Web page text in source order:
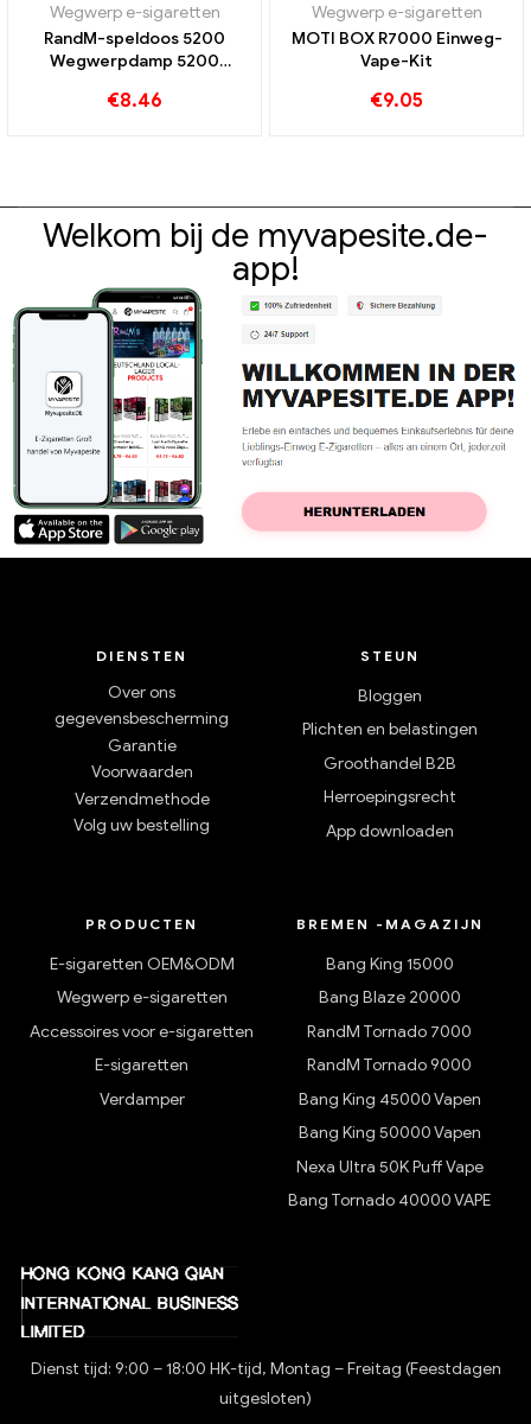
Wegwerp e-sigaretten
RandM-speldoos 5200
Wegwerpdamp 5200
€8.46
Wegwerp e-sigaretten
MOTI BOX R7000 Einweg-
Vape-Kit
€9.05
Welkom bij de myvapesite.de-
app!
DIENSTEN
Over ons
gegevensbescherming
Garantie
Voorwaarden
Verzendmethode
Volg uw bestelling
STEUN
Bloggen
Plichten en belastingen
Groothandel B2B
Herroepingsrecht
App downloaden
PRODUCTEN
E-sigaretten OEM&ODM
Wegwerp e-sigaretten
Accessoires voor e-sigaretten
E-sigaretten
Verdamper
BREMEN -MAGAZIJN
Bang King 15000
Bang Blaze 20000
RandM Tornado 7000
RandM Tornado 9000
Bang King 45000 Vapen
Bang King 50000 Vapen
Nexa Ultra 50K Puff Vape
Bang Tornado 40000 VAPE
Dienst tijd: 9:00 – 18:00 HK-tijd, Montag – Freitag (Feestdagen
uitgesloten)